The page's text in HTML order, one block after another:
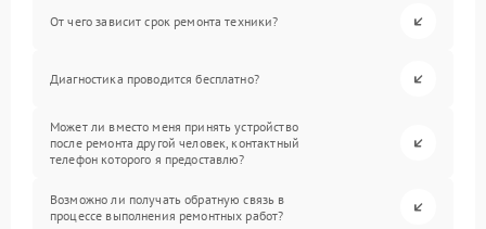
От чего зависит срок ремонта техники?
Диагностика проводится бесплатно?
Может ли вместо меня принять устройство
после ремонта другой человек, контактный
телефон которого я предоставлю?
Возможно ли получать обратную связь в
процессе выполнения ремонтных работ?